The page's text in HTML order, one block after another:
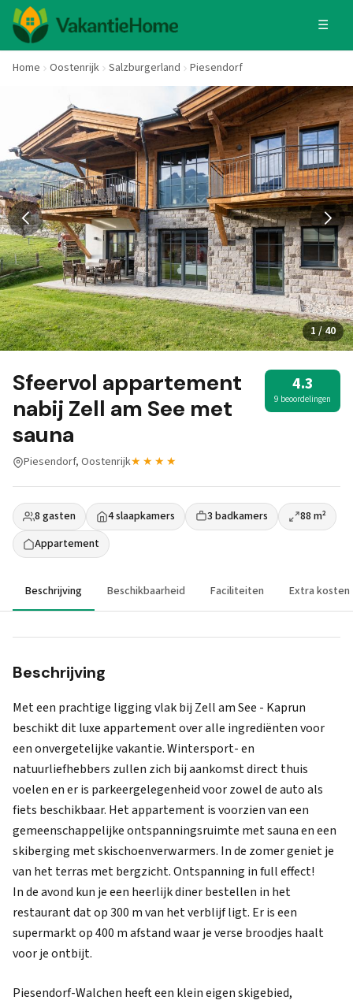
☰
Home Oostenrijk Salzburgerland Piesendorf
1 / 40
Sfeervol appartement
nabij Zell am See met
sauna
4.3
9 beoordelingen
Piesendorf, Oostenrijk★★★★
8 gasten 4 slaapkamers 3 badkamers
88 m²
Appartement
Beschrijving Beschikbaarheid Faciliteiten Extra kosten
Beschrijving
Met een prachtige ligging vlak bij Zell am See - Kaprun
beschikt dit luxe appartement over alle ingrediënten voor
een onvergetelijke vakantie. Wintersport- en
natuurliefhebbers zullen zich bij aankomst direct thuis
voelen en er is parkeergelegenheid voor zowel de auto als
fiets beschikbaar. Het appartement is voorzien van een
gemeenschappelijke ontspanningsruimte met sauna en een
skiberging met skischoenverwarmers. In de zomer geniet je
van het terras met bergzicht. Ontspanning in full effect!
In de avond kun je een heerlijk diner bestellen in het
restaurant dat op 300 m van het verblijf ligt. Er is een
supermarkt op 400 m afstand waar je verse broodjes haalt
voor je ontbijt.
Piesendorf-Walchen heeft een klein eigen skigebied,